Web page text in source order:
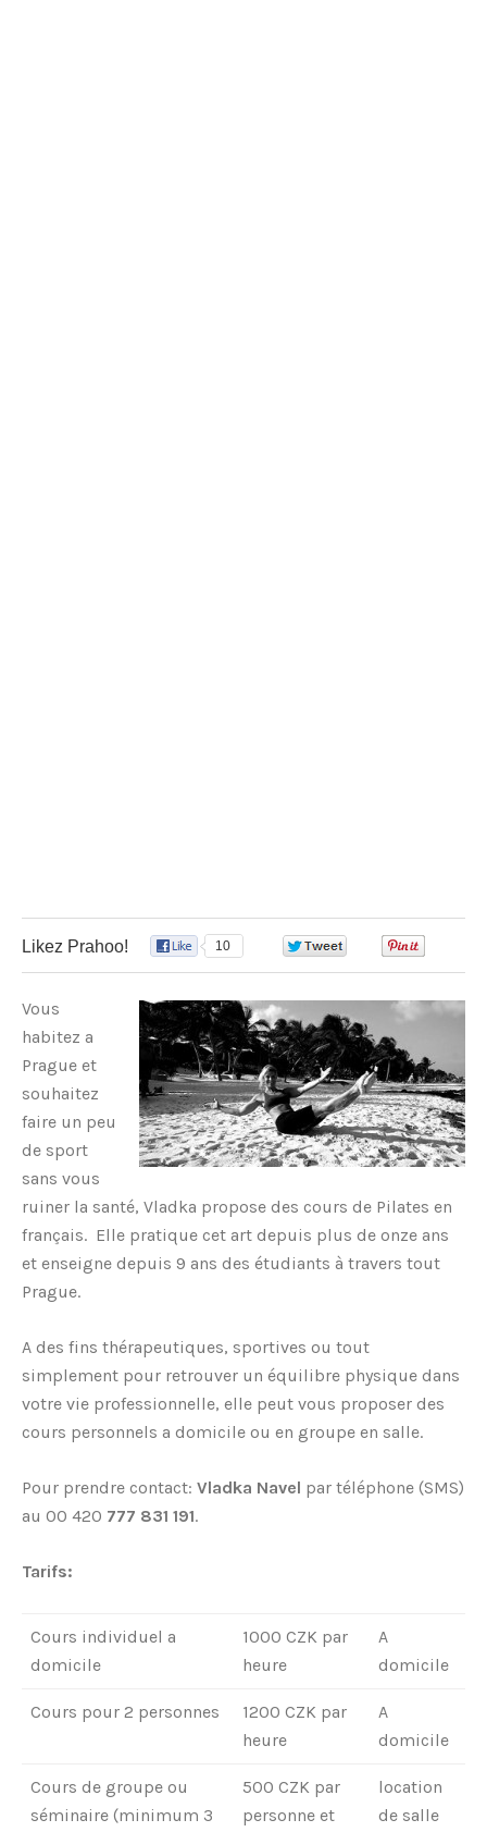
Likez Prahoo! 10
Vous
habitez a
Prague et
souhaitez
faire un peu
de sport
sans vous
ruiner la santé, Vladka propose des cours de Pilates en
français. Elle pratique cet art depuis plus de onze ans
et enseigne depuis 9 ans des étudiants à travers tout
Prague.
A des fins thérapeutiques, sportives ou tout
simplement pour retrouver un équilibre physique dans
votre vie professionnelle, elle peut vous proposer des
cours personnels a domicile ou en groupe en salle.
Pour prendre contact: Vladka Navel par téléphone (SMS)
au 00 420 777 831 191.
Tarifs:
Cours individuel a
domicile
1000 CZK par
heure
A
domicile
Cours pour 2 personnes
1200 CZK par
heure
A
domicile
Cours de groupe ou
séminaire (minimum 3
500 CZK par
personne et
location
de salle